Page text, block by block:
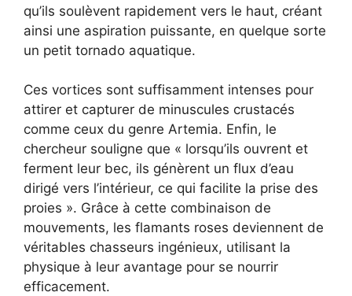
qu’ils soulèvent rapidement vers le haut, créant
ainsi une aspiration puissante, en quelque sorte
un petit tornado aquatique.
Ces vortices sont suffisamment intenses pour
attirer et capturer de minuscules crustacés
comme ceux du genre Artemia. Enfin, le
chercheur souligne que « lorsqu’ils ouvrent et
ferment leur bec, ils génèrent un flux d’eau
dirigé vers l’intérieur, ce qui facilite la prise des
proies ». Grâce à cette combinaison de
mouvements, les flamants roses deviennent de
véritables chasseurs ingénieux, utilisant la
physique à leur avantage pour se nourrir
efficacement.